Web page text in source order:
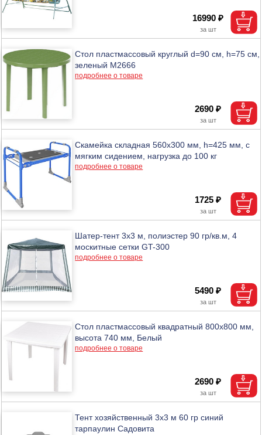
16990 ₽
Стол пластмассовый круглый d=90 см, h=75 см,
зеленый М2666
подробнее о товаре
2690 ₽
Скамейка складная 560х300 мм, h=425 мм, с
мягким сидением, нагрузка до 100 кг
подробнее о товаре
1725 ₽
Шатер-тент 3х3 м, полиэстер 90 гр/кв.м, 4
москитные сетки GT-300
подробнее о товаре
5490 ₽
Стол пластмассовый квадратный 800х800 мм,
высота 740 мм, Белый
подробнее о товаре
2690 ₽
Тент хозяйственный 3х3 м 60 гр синий
тарпаулин Садовита